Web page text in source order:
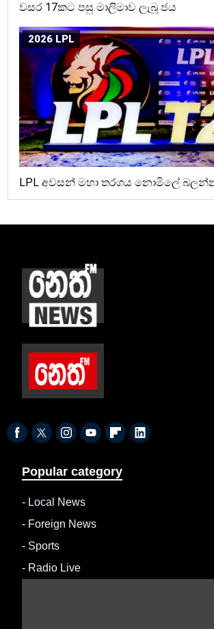
වසර 17කට පසු මාලිමාව ලැබූ ජය
2026 LPL
LPL අවසන් මහා තරගය නොමිලේ
Popular category
- Local News
- Foreign News
- Sports
- Radio Live